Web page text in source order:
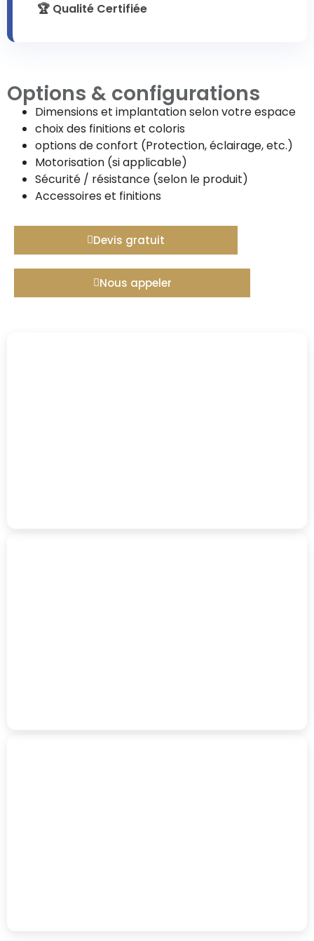
🏆 Qualité Certifiée
Options & configurations
Dimensions et implantation selon votre espace
choix des finitions et coloris
options de confort (Protection, éclairage, etc.)
Motorisation (si applicable)
Sécurité / résistance (selon le produit)
Accessoires et finitions
Devis gratuit
Nous appeler